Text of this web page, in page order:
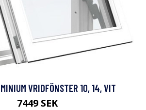
VRIDFÖNSTER 10, 14, VIT
7449 SEK